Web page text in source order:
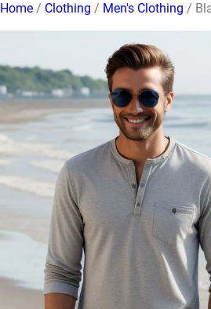
Home / Clothing / Men's Clothing /